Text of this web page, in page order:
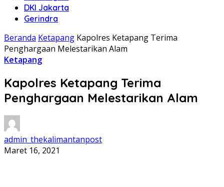
DKI Jakarta
Gerindra
Beranda Ketapang Kapolres Ketapang Terima
Penghargaan Melestarikan Alam
Ketapang
Kapolres Ketapang Terima
Penghargaan Melestarikan Alam
admin_thekalimantanpost
Maret 16, 2021